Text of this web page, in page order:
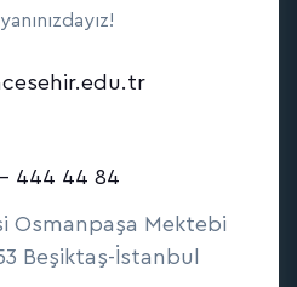
444 44 84
Osmanpaşa Mektebi
Beşiktaş-İstanbul